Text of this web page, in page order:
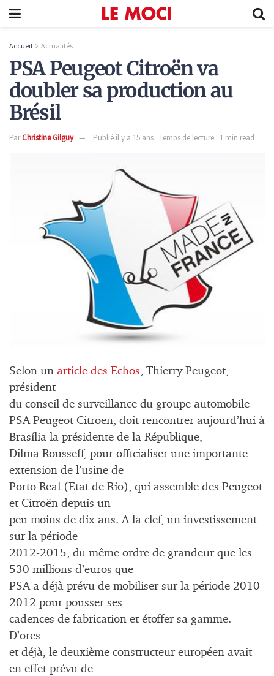
Accueil Actualités
PSA Peugeot Citroën va
doubler sa production au
Brésil
ParChristine Gilguy Publié il y a 15 ans Temps de lecture : 1 min read
Selon un article des Echos, Thierry Peugeot,
président
du conseil de surveillance du groupe automobile
PSA Peugeot Citroën, doit rencontrer aujourd’hui à
Brasília la présidente de la République,
Dilma Rousseff, pour officialiser une importante
extension de l’usine de
Porto Real (Etat de Rio), qui assemble des Peugeot
et Citroën depuis un
peu moins de dix ans. A la clef, un investissement
sur la période
2012-2015, du même ordre de grandeur que les
530 millions d’euros que
PSA a déjà prévu de mobiliser sur la période 2010-
2012 pour pousser ses
cadences de fabrication et étoffer sa gamme.
D’ores
et déjà, le deuxième constructeur européen avait
en effet prévu de